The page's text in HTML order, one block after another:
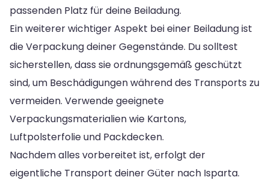
passenden Platz für deine Beiladung.
Ein weiterer wichtiger Aspekt bei einer Beiladung ist
die Verpackung deiner Gegenstände. Du solltest
sicherstellen, dass sie ordnungsgemäß geschützt
sind, um Beschädigungen während des Transports zu
vermeiden. Verwende geeignete
Verpackungsmaterialien wie Kartons,
Luftpolsterfolie und Packdecken.
Nachdem alles vorbereitet ist, erfolgt der
eigentliche Transport deiner Güter nach Isparta.